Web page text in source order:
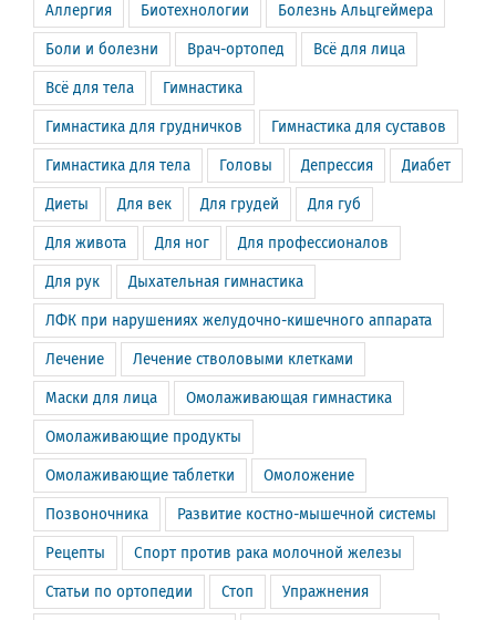
Аллергия Биотехнологии Болезнь Альцгеймера
Боли и болезни Врач-ортопед Всё для лица
Всё для тела Гимнастика
Гимнастика для грудничков Гимнастика для суставов
Гимнастика для тела Головы Депрессия Диабет
Диеты Для век Для грудей Для губ
Для живота Для ног Для профессионалов
Для рук Дыхательная гимнастика
ЛФК при нарушениях желудочно-кишечного аппарата
Лечение Лечение стволовыми клетками
Маски для лица Омолаживающая гимнастика
Омолаживающие продукты
Омолаживающие таблетки Омоложение
Позвоночника Развитие костно-мышечной системы
Рецепты Спорт против рака молочной железы
Статьи по ортопедии Стоп Упражнения